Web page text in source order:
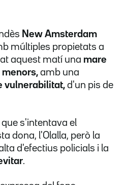
New Amsterdam
múltiples propietats a
aquest matí una mare
amb una
vulnerabilitat, d'un pis de
que s'intentava el
dona, l'Olalla, però la
d'efectius policials i la
.